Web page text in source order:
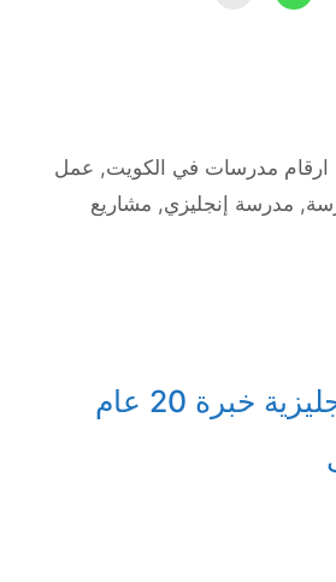
ارقام مدرسات في الكويت, عمل
, مدرسة إنجليزي, مشاريع
مدرسة لغة إنجليزية خبرة 20 عام